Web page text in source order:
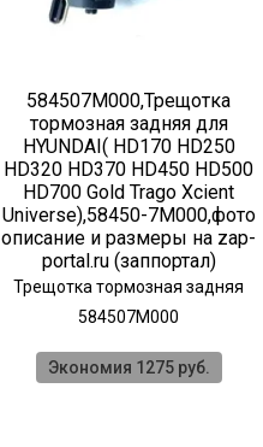
584507M000,Трещотка
тормозная задняя для
HYUNDAI( HD170 HD250
HD320 HD370 HD450 HD500
HD700 Gold Trago Xcient
Universe),58450-7M000,фото
описание и размеры на zap-
portal.ru (заппортал)
Трещотка тормозная задняя
584507M000
Экономия 1275 руб.